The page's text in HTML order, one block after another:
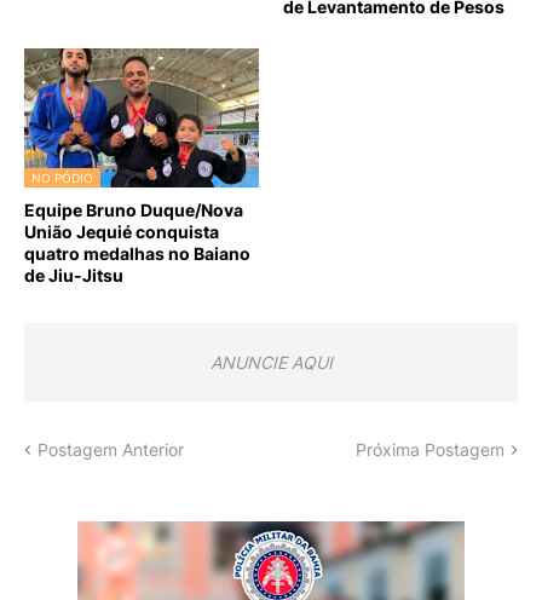
de Levantamento de Pesos
NO PÓDIO
Equipe Bruno Duque/Nova
União Jequié conquista
quatro medalhas no Baiano
de Jiu-Jitsu
ANUNCIE AQUI
Postagem Anterior Próxima Postagem